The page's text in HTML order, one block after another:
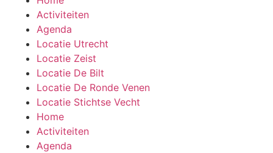
Activiteiten
Agenda
Locatie Utrecht
Locatie Zeist
Locatie De Bilt
Locatie De Ronde Venen
Locatie Stichtse Vecht
Home
Activiteiten
Agenda